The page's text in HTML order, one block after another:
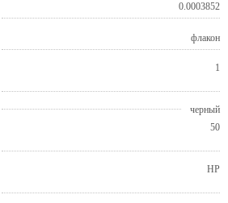
0.0003852
флакон
1
черный
50
HP